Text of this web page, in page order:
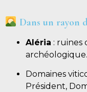
Dans un rayon
Aléria : ruines
archéologique.
Domaines
Président,